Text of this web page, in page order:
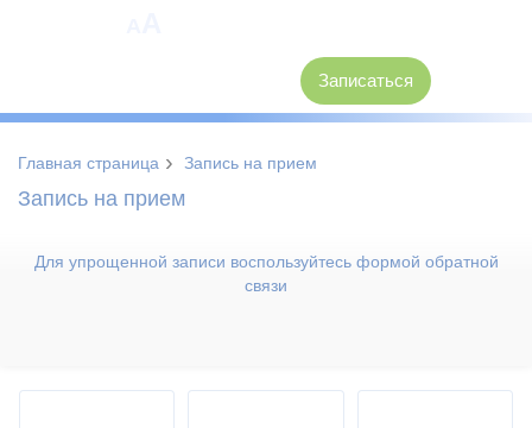
Записаться
Главная страница › Запись на прием
Запись на прием
Для упрощенной записи воспользуйтесь формой обратной
связи